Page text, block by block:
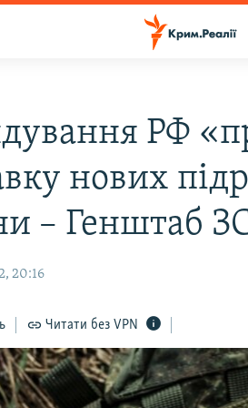
РФ
нових
– Генштаб
20:16
Читати без VPN